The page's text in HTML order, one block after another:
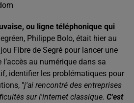
ou ligne téléphonique qui
Philippe Bolo, était hier au
Fibre de Segré pour lancer une
au numérique dans sa
identifier les problématiques pour
"j'ai rencontré des entreprises
sur l'internet classique. C'est